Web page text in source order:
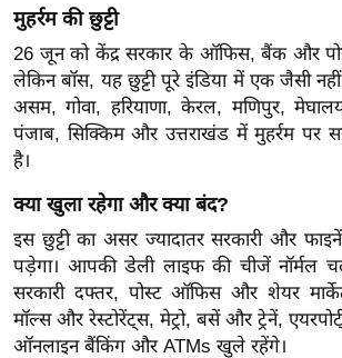
बे
मि
सा
ल
श
ख्सि
य
यं
ग
इं
डि
मुहर्रम की छुट्टी
26 जून को केंद्र सरकार के ऑफिस, बैंक और
लेकिन बॉस, यह छुट्टी पूरे इंडिया में एक जैसी
असम, गोवा, हरियाणा, केरल, मणिपुर,
पंजाब, सिक्किम और उत्तराखंड में मुहर्रम पर
है।
क्या खुला रहेगा और क्या बंद?
इस छुट्टी का असर ज्यादातर सरकारी और
पड़ेगा। आपकी डेली लाइफ की चीजें नॉर्मल
सरकारी दफ्तर, पोस्ट ऑफिस और शेयर
मॉल्स और रेस्टोरेंट्स, मेट्रो, बसें और ट्रेनें,
ऑनलाइन बैंकिंग और ATMs खुले रहेंगे।